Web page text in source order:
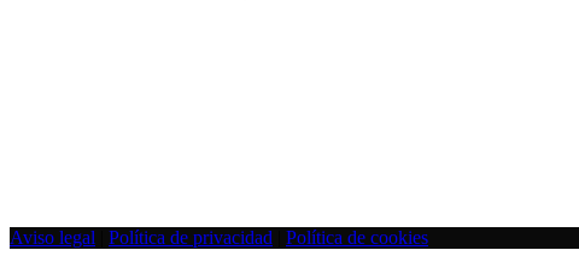
Aviso legal Política de privacidad Política de cookies